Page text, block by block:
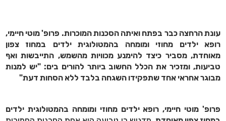
עונת הרחצה כבר בפתח ואיתה הסכנות המוכרות. פרופ' מוטי חיימי,
רופא ילדים מחוזי ומומחה בהמטולוגית ילדים
במחוז צפון
מאוחדת,מסביר כיצד להימנע מכוויות מהשמש, התייבשות ואף
טביעות, ומזכיר את הכלל החשוב ביותר להורים בים: "יש למנות
מבוגר אחראי אחד שתפקידו השגחה בלבד ללא הסחות דעת"
פרופ' מוטי חיימי, רופא ילדים מחוזי ומומחה בהמטולוגית ילדים